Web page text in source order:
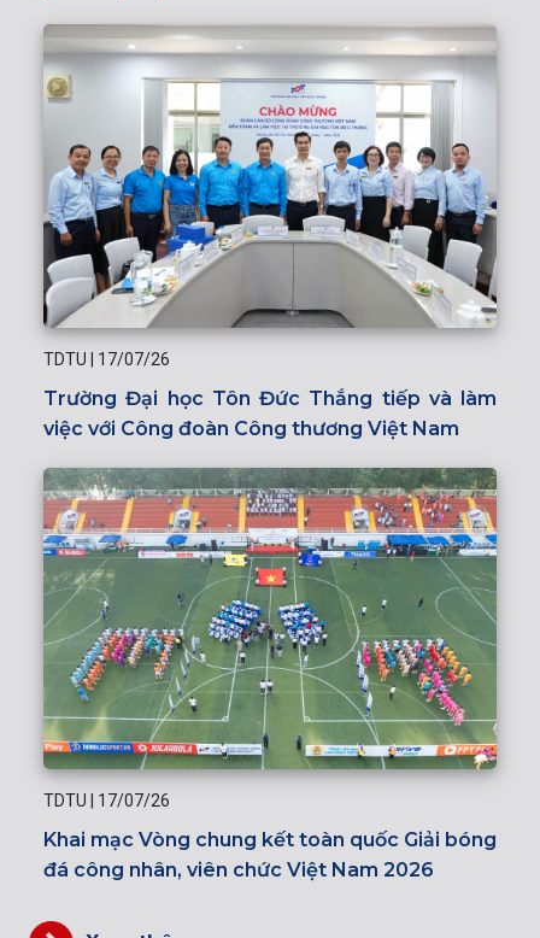
TDTU | 17/07/26
Trường Đại học Tôn Đức Thắng tiếp và làm
việc với Công đoàn Công thương Việt Nam
TDTU 17/07/26
Khai mạc Vòng chung kết toàn quốc Giải bóng
đá công nhân, viên chức Việt Nam 2026